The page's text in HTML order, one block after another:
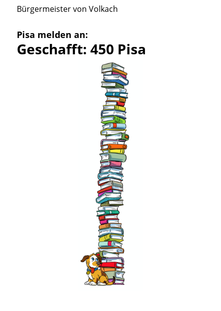
Bürgermeister von Volkach
Pisa melden an:
Geschafft: 450 Pisa